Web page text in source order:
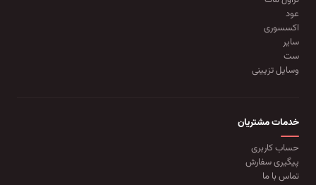
عود
اکسسوری
سایر
ست
وسایل تزیینی
خدمات مشتریان
حساب کاربری
پیگیری سفارش
تماس با ما